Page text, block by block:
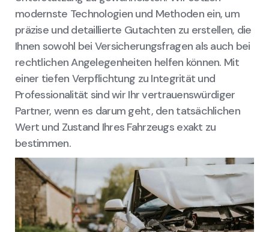
modernste Technologien und Methoden ein, um
präzise und detaillierte Gutachten zu erstellen, die
Ihnen sowohl bei Versicherungsfragen als auch bei
rechtlichen Angelegenheiten helfen können. Mit
einer tiefen Verpflichtung zu Integrität und
Professionalität sind wir Ihr vertrauenswürdiger
Partner, wenn es darum geht, den tatsächlichen
Wert und Zustand Ihres Fahrzeugs exakt zu
bestimmen.